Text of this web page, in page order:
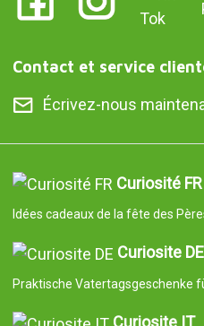
Contact et service
Écrivez-nous
Curiosité FR
Idées cadeaux de la fête des
Curiosite DE
Praktische Vatertagsgeschenke
Curiosite IT